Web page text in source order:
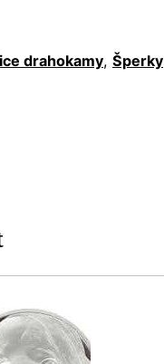
drahokamy, Šperky